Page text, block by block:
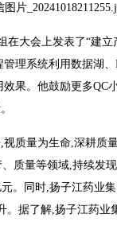
大会上发表了“建
理系统利用数据湖
果。他鼓励更多QC
质量为生命,深耕质
质量等领域,持续发
。同时,扬子江药业
据了解,扬子江药业